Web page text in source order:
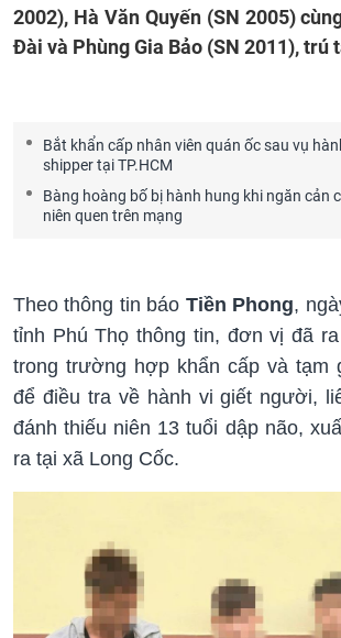
2002), Hà Văn Quyến (SN 2005)
Đài và Phùng Gia Bảo (SN 2011), trú
Bắt khẩn cấp nhân viên quán ốc sau vụ
shipper tại TP.HCM
Bàng hoàng bố bị hành hung khi ngăn cản
niên quen trên mạng
Theo thông tin báo Tiền Phong,
tỉnh Phú Thọ thông tin, đơn vị đã
trong trường hợp khẩn cấp và tạm
để điều tra về hành vi giết người,
đánh thiếu niên 13 tuổi dập não,
ra tại xã Long Cốc.